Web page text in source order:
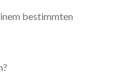
bestimmten